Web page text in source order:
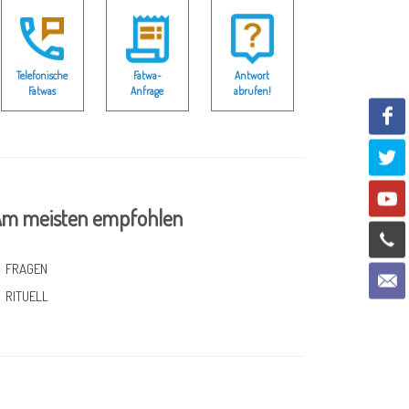
Telefonische
Fatwas
Fatwa-
Anfrage
Antwort
abrufen!
meisten empfohlen
FRAGEN
RITUELL